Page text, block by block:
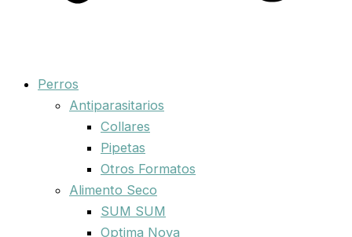
Perros
Antiparasitarios
Collares
Pipetas
Otros Formatos
Alimento Seco
SUM SUM
Optima Nova